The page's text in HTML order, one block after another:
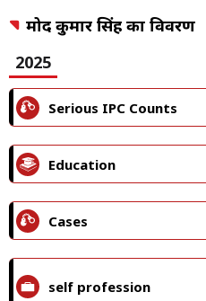
प्रमोद कुमार सिंह का विवरण
2025
Serious IPC Counts
Education
Cases
self profession